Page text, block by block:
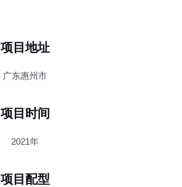
项目地址
广东惠州市
项目时间
2021年
项目配型